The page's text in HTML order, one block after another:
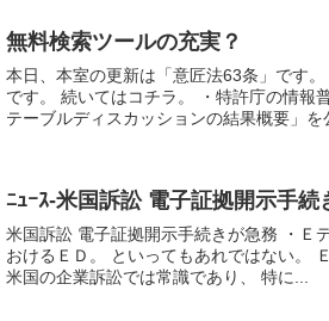
無料検索ツールの充実？
本日、本室の更新は「意匠法63条」です
です。 続いてはコチラ。 ・特許庁の情報
テーブルディスカッションの結果概要」を
ﾆｭｰｽ-米国訴訟 電子証拠開示手続
米国訴訟 電子証拠開示手続きが急務 ・Ｅ
おけるＥＤ。 といってもあれではない。
米国の企業訴訟では常識であり、 特に...